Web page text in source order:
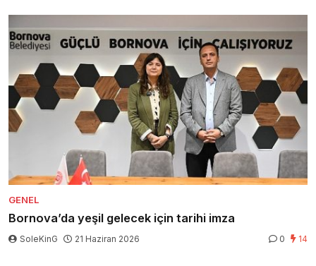
GENEL
Bornova’da yeşil gelecek için tarihi imza
SoleKinG 21 Haziran 2026 0 14